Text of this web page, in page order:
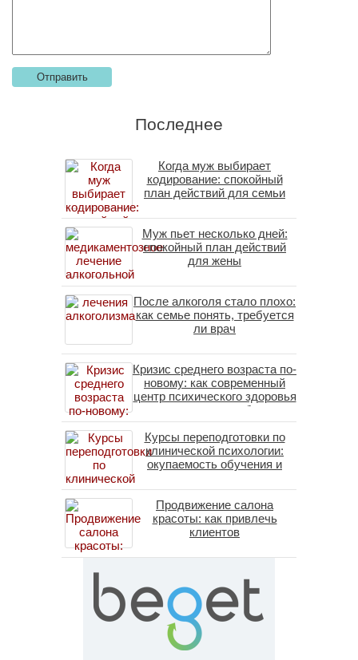
Последнее
Когда муж выбирает
кодирование: спокойный
план действий для семьи
Муж пьет несколько дней:
спокойный план действий
для жены
После алкоголя стало плохо:
как семье понять, требуется
ли врач
Кризис среднего возраста по-
новому: как современный
центр психического здоровья
помогает пересобрать
личность без таблеток
(методы ДПДГ и КПТ)
Курсы переподготовки по
клинической психологии:
окупаемость обучения и
специалистов в 2026 году
Продвижение салона
красоты: как привлечь
клиентов